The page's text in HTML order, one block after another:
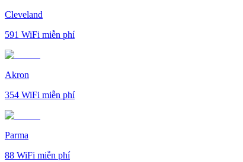
Cleveland
591 WiFi miễn phí
Akron
354 WiFi miễn phí
Parma
88 WiFi miễn phí